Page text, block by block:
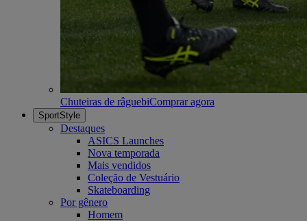
Chuteiras de râguebiComprar agora
SportStyle
Destaques
ASICS Launches
Nova temporada
Mais vendidos
Coleção de Vestuário
Skateboarding
Por gênero
Homem